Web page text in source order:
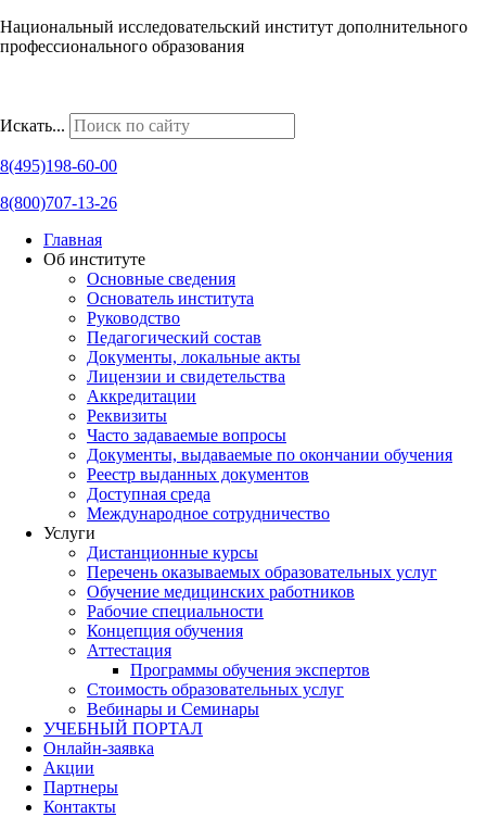
Национальный исследовательский институт дополнительного
профессионального образования
Искать...
8(495)198-60-00
8(800)707-13-26
Главная
Об институте
Основные сведения
Основатель института
Руководство
Педагогический состав
Документы, локальные акты
Лицензии и свидетельства
Аккредитации
Реквизиты
Часто задаваемые вопросы
Документы, выдаваемые по окончании обучения
Реестр выданных документов
Доступная среда
Международное сотрудничество
Услуги
Дистанционные курсы
Перечень оказываемых образовательных услуг
Обучение медицинских работников
Рабочие специальности
Концепция обучения
Аттестация
Программы обучения экспертов
Стоимость образовательных услуг
Вебинары и Семинары
УЧЕБНЫЙ ПОРТАЛ
Онлайн-заявка
Акции
Партнеры
Контакты